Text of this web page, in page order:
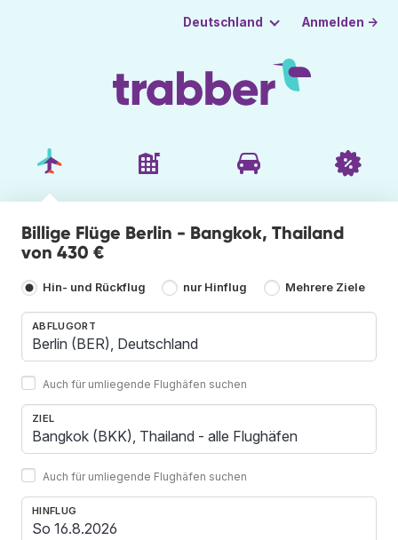
Deutschland Anmelden →
Billige Flüge Berlin - Bangkok, Thailand
von 430 €
Hin- und Rückflug nur Hinflug Mehrere Ziele
ABFLUGORT
Auch für umliegende Flughäfen suchen
ZIEL
Auch für umliegende Flughäfen suchen
HINFLUG